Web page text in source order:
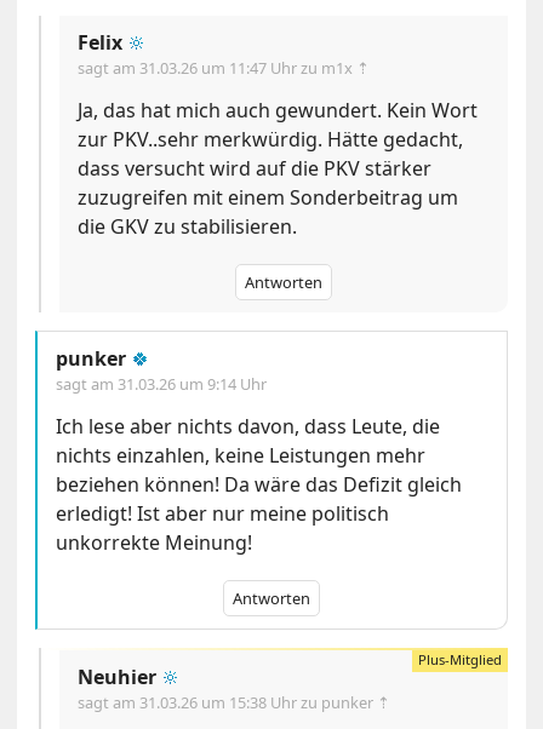
Felix 🔆
sagt am 31.03.26 um 11:47 Uhrzu m1x ⇡
Ja, das hat mich auch gewundert. Kein Wort
zur PKV..sehr merkwürdig. Hätte gedacht,
dass versucht wird auf die PKV stärker
zuzugreifen mit einem Sonderbeitrag um
die GKV zu stabilisieren.
Antworten
punker 🍀
sagt am 31.03.26 um 9:14 Uhr
Ich lese aber nichts davon, dass Leute, die
nichts einzahlen, keine Leistungen mehr
beziehen können! Da wäre das Defizit gleich
erledigt! Ist aber nur meine politisch
unkorrekte Meinung!
Antworten
Neuhier 🔆
sagt am 31.03.26 um 15:38 Uhrzu punker ⇡